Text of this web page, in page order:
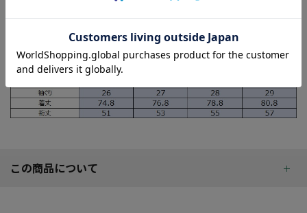
この商品について